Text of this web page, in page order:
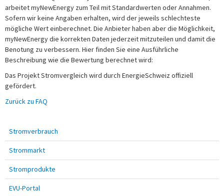
arbeitet myNewEnergy zum Teil mit Standardwerten oder Annahmen.
Sofern wir keine Angaben erhalten, wird der jeweils schlechteste
mögliche Wert einberechnet. Die Anbieter haben aber die Möglichkeit,
myNewEnergy die korrekten Daten jederzeit mitzuteilen und damit die
Benotung zu verbessern. Hier finden Sie eine Ausführliche
Beschreibung wie die Bewertung berechnet wird:
Das Projekt Stromvergleich wird durch EnergieSchweiz offiziell
gefördert.
Zurück zu FAQ
Stromverbrauch
Strommarkt
Stromprodukte
EVU-Portal